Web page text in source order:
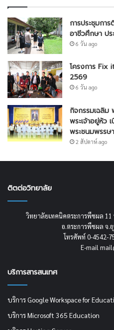
การประชุมกา
อาชีวศึกษา ป
6 วัน ago
โครงการ Fix
2569
6 วัน ago
กิจกรรมเฉลิม
พระเจ้าอยู่หัว
พระชนมพรร
2 สัปดาห์ ago
ติตต่อวิทยาลัย
วิทยาลัยเทคนิคตระการพืชผล 11
อ.ตระการพืชผล จ.
โทรศัพท์ 0-4542-
E-mail
บริการสารสนเทศ
บริการ Google Workspace for
บริการ Microsoft 365 Education